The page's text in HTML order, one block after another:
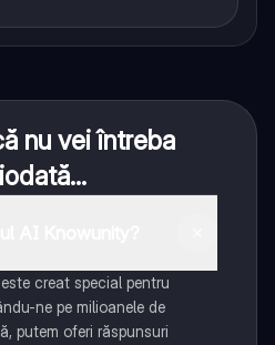
nu vei întreba
creat special pentru
ne pe milioanele de
putem oferi răspunsuri